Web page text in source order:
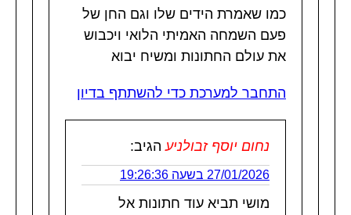
כמו שאמרת הידים שלו וגם החן של
פעם השמחה האמיתי הלואי ויכבוש
את עולם החתונות ומשיח יבוא
התחבר למערכת כדי להשתתף בדיון
נחום יוסף זבולניע הגיב:
27/01/2026 בשעה 19:26:36
מושי תביא עוד חתונות אל